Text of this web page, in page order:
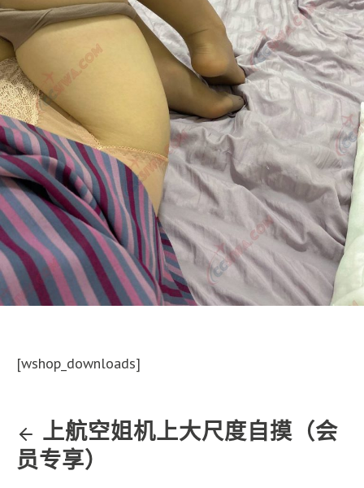
[wshop_downloads]
上航空姐机上大尺度自摸（会
员专享）